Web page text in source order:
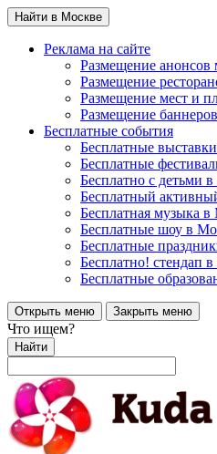
Найти в Москве
Реклама на сайте
Размещение анонсов
Размещение
Размещение мест и
Размещение баннеров
Бесплатные события
Бесплатные
Бесплатные
Бесплатно с детьми
Бесплатный
Бесплатная музыка в
Бесплатные шоу в
Бесплатные
Бесплатно! стендап
Бесплатные
Открыть меню Закрыть меню
Что ищем?
Найти